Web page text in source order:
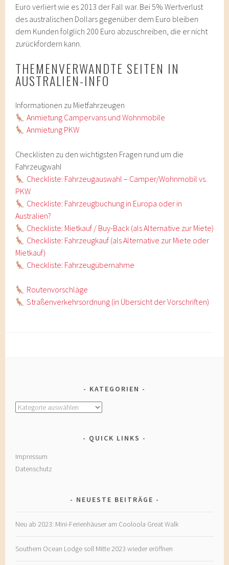
Euro verliert wie es 2013 der Fall war. Bei 5% Wertverlust
des australischen Dollars gegenüber dem Euro bleiben
dem Kunden folglich 200 Euro abzuschreiben, die er nicht
zurückfordern kann.
THEMENVERWANDTE SEITEN IN
AUSTRALIEN-INFO
Informationen zu Mietfahrzeugen
Anmietung Campervans und Wohnmobile
Anmietung PKW
Checklisten zu den wichtigsten Fragen rund um die
Fahrzeugwahl
Checkliste: Fahrzeugauswahl – Camper/Wohnmobil vs.
PKW
Checkliste: Fahrzeugbuchung in Europa oder in
Australien?
Checkliste: Mietkauf / Buy-Back (als Alternative zur Miete)
Checkliste: Fahrzeugkauf (als Alternative zur Miete oder
Mietkauf)
Checkliste: Fahrzeugübernahme
Routenvorschläge
Straßenverkehrsordnung (in Übersicht der Vorschriften)
KATEGORIEN
Kategorien
QUICK LINKS
Impressum
Datenschutz
NEUESTE BEITRÄGE
Neu ab 2023: Mini-Ferienhäuser am Cooloola Great Walk
Southern Ocean Lodge soll Mitte 2023 wieder eröffnen